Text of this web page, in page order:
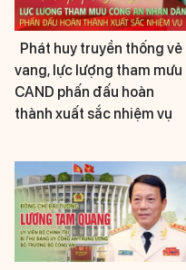
Phát huy truyền thống vẻ
vang, lực lượng tham mưu
CAND phấn đấu hoàn
thành xuất sắc nhiệm vụ